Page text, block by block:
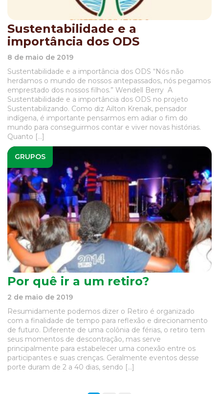
Sustentabilidade e a
importância dos ODS
8 de maio de 2019
Sustentabilidade e a importância dos ODS “Nós não
herdamos o mundo de nossos antepassados, nós pegamos
emprestado dos nossos filhos.” Wendell Berry A
Sustentabilidade e a importância dos ODS no projeto
Sustentabilizando. Como diz Ailton Krenak, pensador
indígena, é importante pensarmos em adiar o fim do
mundo para conseguirmos contar e viver novas histórias.
Quanto […]
GRUPOS
Por quê ir a um retiro?
2 de maio de 2019
Resumidamente podemos dizer o Retiro é organizado
com a finalidade de tempo para reflexão e direcionamento
de futuro. Diferente de uma colônia de férias, o retiro tem
seus momentos de descontração, mas serve
principalmente para estabelecer uma conexão entre os
participantes e suas crenças. Geralmente eventos desse
porte duram de 2 a 40 dias, sendo […]